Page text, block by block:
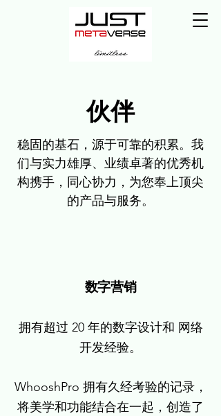
伙伴
稳固的基石，源于可靠的积累。我
们与实力雄厚、业绩卓著的优秀机
构携手，同心协力，为您奉上顶尖
的产品与服务。
数字营销
拥有超过 20 年的数字设计和 网络
开发经验。
WhooshPro 拥有久经考验的记录，
将美学和功能结合在一起，创造了